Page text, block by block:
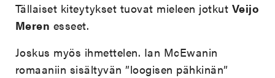
Tällaiset kiteytykset tuovat mieleen jotkut Veijo
Meren esseet.
Joskus myös ihmettelen. Ian McEwanin
romaaniin sisältyvän ”loogisen pähkinän”